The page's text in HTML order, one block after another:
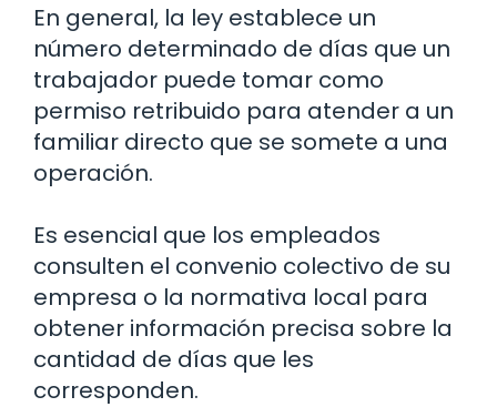
En general, la ley establece un
número determinado de días que un
trabajador puede tomar como
permiso retribuido para atender a un
familiar directo que se somete a una
operación.
Es esencial que los empleados
consulten el convenio colectivo de su
empresa o la normativa local para
obtener información precisa sobre la
cantidad de días que les
corresponden.